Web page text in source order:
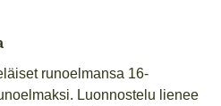
runoelmansa 16-
Luonnostelu lienee